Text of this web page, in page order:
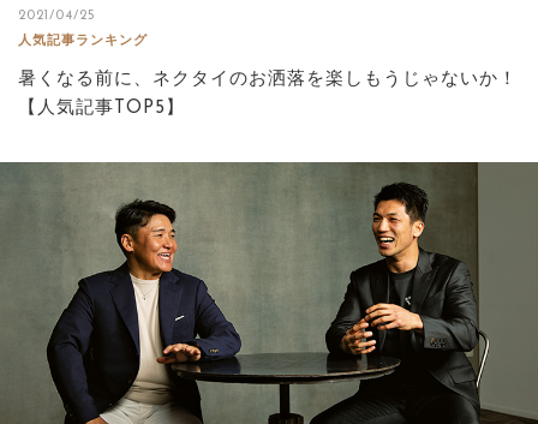
2021/04/25
人気記事ランキング
暑くなる前に、ネクタイのお洒落を楽しもうじゃないか！
【人気記事TOP5】